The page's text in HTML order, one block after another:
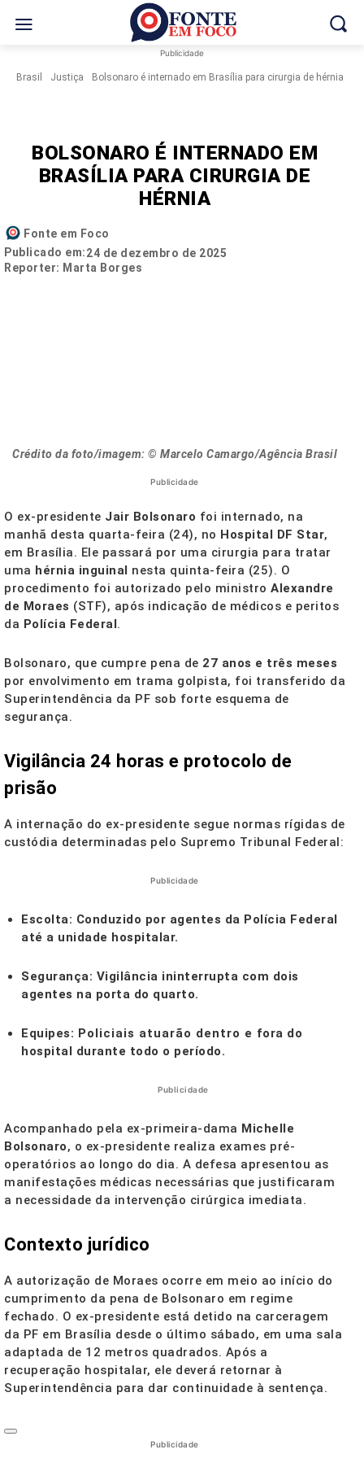
Publicidade
Brasil Justiça Bolsonaro é internado em Brasília para cirurgia de hérnia
BOLSONARO É INTERNADO EM
BRASÍLIA PARA CIRURGIA DE
HÉRNIA
Fonte em Foco
Publicado em:24 de dezembro de 2025
Reporter: Marta Borges
Crédito da foto/imagem: © Marcelo Camargo/Agência Brasil
Publicidade
O ex-presidente Jair Bolsonaro foi internado, na
manhã desta quarta-feira (24), no Hospital DF Star,
em Brasília. Ele passará por uma cirurgia para tratar
uma hérnia inguinal nesta quinta-feira (25). O
procedimento foi autorizado pelo ministro Alexandre
de Moraes (STF), após indicação de médicos e peritos
da Polícia Federal.
Bolsonaro, que cumpre pena de 27 anos e três meses
por envolvimento em trama golpista, foi transferido da
Superintendência da PF sob forte esquema de
segurança.
Vigilância 24 horas e protocolo de
prisão
A internação do ex-presidente segue normas rígidas de
custódia determinadas pelo Supremo Tribunal Federal:
Publicidade
Escolta: Conduzido por agentes da Polícia Federal
até a unidade hospitalar.
Segurança: Vigilância ininterrupta com dois
agentes na porta do quarto.
Equipes: Policiais atuarão dentro e fora do
hospital durante todo o período.
Publicidade
Acompanhado pela ex-primeira-dama Michelle
Bolsonaro, o ex-presidente realiza exames pré-
operatórios ao longo do dia. A defesa apresentou as
manifestações médicas necessárias que justificaram
a necessidade da intervenção cirúrgica imediata.
Contexto jurídico
A autorização de Moraes ocorre em meio ao início do
cumprimento da pena de Bolsonaro em regime
fechado. O ex-presidente está detido na carceragem
da PF em Brasília desde o último sábado, em uma sala
adaptada de 12 metros quadrados. Após a
recuperação hospitalar, ele deverá retornar à
Superintendência para dar continuidade à sentença.
Publicidade